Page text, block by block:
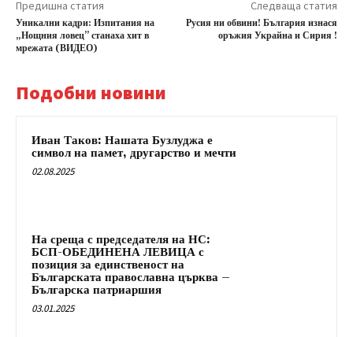
Предишна статия
Уникални кадри: Изпитания на
„Нощния ловец” станаха хит в
мрежата (ВИДЕО)
Следваща статия
Русия ни обвини! България изнася
оръжия Украйна и Сирия !
Подобни новини
Иван Таков: Нашата Бузлуджа е
символ на памет, другарство и мечти
02.08.2025
На среща с председателя на НС:
БСП-ОБЕДИНЕНА ЛЕВИЦА с
позиция за единственост на
Българската православна църква –
Българска патриаршия
03.01.2025